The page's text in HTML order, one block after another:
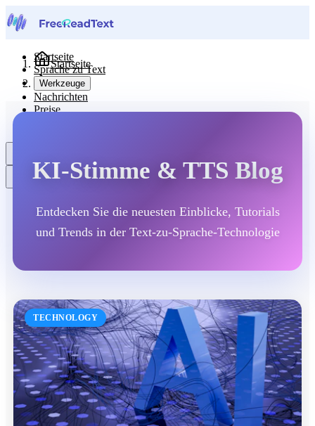
Startseite
Sprache zu Text
Werkzeuge
Nachrichten
Preise
Startseite
Blog
KI-Stimme & TTS Blog
Entdecken Sie die neuesten Einblicke, Tutorials
und Trends in der Text-zu-Sprache-Technologie
TECHNOLOGY